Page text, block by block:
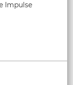
Impulse